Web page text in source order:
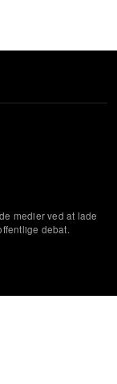
medier ved at lade
debat.